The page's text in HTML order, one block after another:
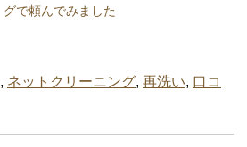
グで頼んでみました
, ネットクリーニング, 再洗い, 口コ